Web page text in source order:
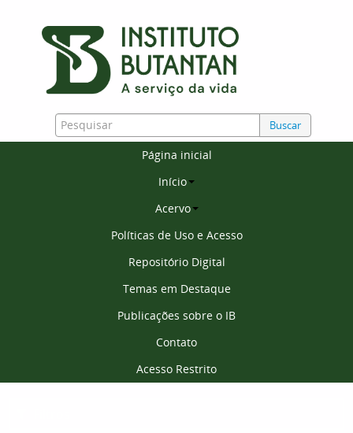
Buscar
Página inicial
Início
Acervo
Políticas de Uso e Acesso
Repositório Digital
Temas em Destaque
Publicações sobre o IB
Contato
Acesso Restrito